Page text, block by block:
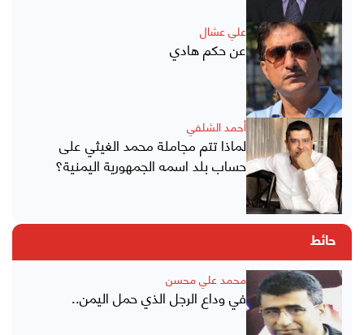
علي عشال
عن حكم هادي
أحمد الشلفي
لماذا تتم مجاملة محمد الغيثي على
حساب بلد اسمه الجمهورية اليمنية؟
حائط
محمد علي محسن
في وداع الرجل الذي حمل اليمن..